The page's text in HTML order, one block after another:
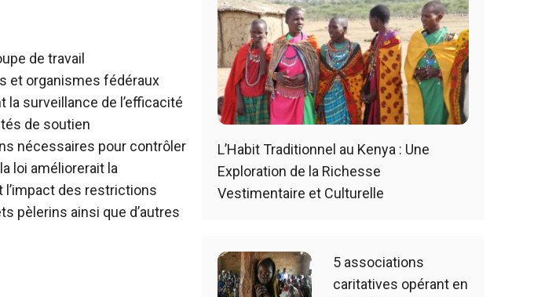
de travail
et organismes fédéraux
surveillance de l’efficacité
de soutien
nécessaires pour contrôler
loi améliorerait la
des restrictions
pèlerins ainsi que d’autres
L’Habit Traditionnel au Kenya : Une
Exploration de la Richesse
Vestimentaire et Culturelle
5 associations
caritatives opérant en